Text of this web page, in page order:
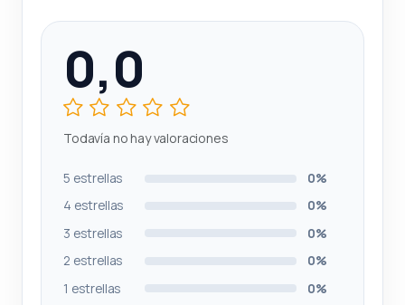
0,0
Todavía no hay valoraciones
5 estrellas
0%
4 estrellas
0%
3 estrellas
0%
2 estrellas
0%
1 estrellas
0%